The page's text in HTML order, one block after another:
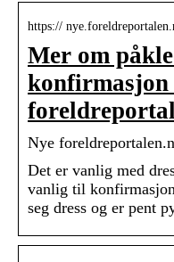
https://
Mer om
konfirmasjon
Nye
Det er vanlig med
vanlig til
seg dress og er pent